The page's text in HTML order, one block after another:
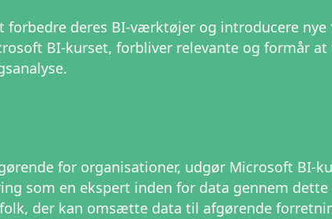
deres BI-værktøjer og introducere nye
BI-kurset, forbliver relevante og formår at
for organisationer, udgør Microsoft BI-
som en ekspert inden for data gennem
der kan omsætte data til afgørende